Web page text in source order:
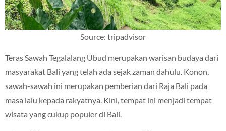
Source: tripadvisor
Teras Sawah Tegalalang Ubud merupakan warisan budaya dari
masyarakat Bali yang telah ada sejak zaman dahulu. Konon,
sawah-sawah ini merupakan pemberian dari Raja Bali pada
masa lalu kepada rakyatnya. Kini, tempat ini menjadi tempat
wisata yang cukup populer di Bali.